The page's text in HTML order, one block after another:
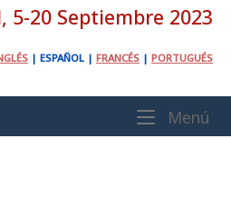
5-20 Septiembre 2023
| ESPAÑOL | FRANCÉS | PORTUGUÉS
Menú